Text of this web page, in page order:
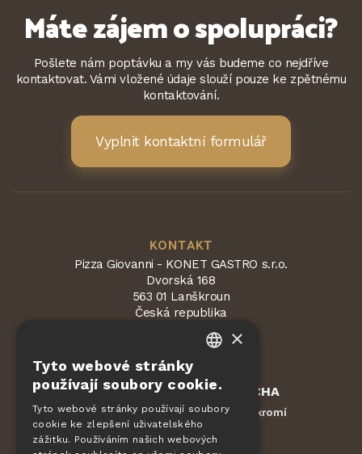
Máte zájem o spolupráci?
Pošlete nám poptávku a my vás budeme co nejdříve
kontaktovat. Vámi vložené údaje slouží pouze ke zpětnému
kontaktování.
Vyplnit kontaktní formulář
KONTAKT
Pizza Giovanni - KONET GASTRO s.r.o.
Dvorská 168
563 01 Lanškroun
Česká republika
Chráněno služboureCAPTCHA
Smluvní podmínky - Ochrana soukromí
DE
×
Tyto webové stránky
používají soubory cookie.
Tyto webové stránky používají soubory
cookie ke zlepšení uživatelského
zážitku. Používáním našich webových